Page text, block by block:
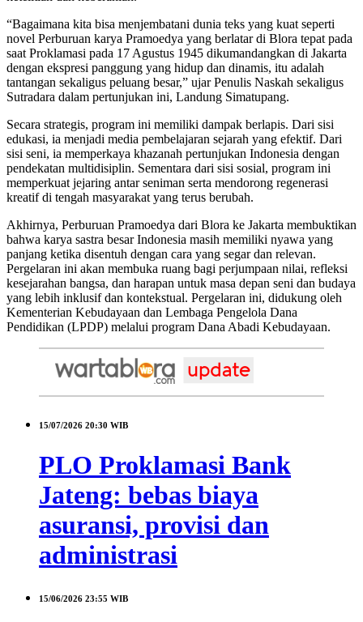
“Bagaimana kita bisa menjembatani dunia teks yang kuat seperti
novel Perburuan karya Pramoedya yang berlatar di Blora tepat pada
saat Proklamasi pada 17 Agustus 1945 dikumandangkan di Jakarta
dengan ekspresi panggung yang hidup dan dinamis, itu adalah
tantangan sekaligus peluang besar,” ujar Penulis Naskah sekaligus
Sutradara dalam pertunjukan ini, Landung Simatupang.
Secara strategis, program ini memiliki dampak berlapis. Dari sisi
edukasi, ia menjadi media pembelajaran sejarah yang efektif. Dari
sisi seni, ia memperkaya khazanah pertunjukan Indonesia dengan
pendekatan multidisiplin. Sementara dari sisi sosial, program ini
memperkuat jejaring antar seniman serta mendorong regenerasi
kreatif di tengah masyarakat yang terus berubah.
Akhirnya, Perburuan Pramoedya dari Blora ke Jakarta membuktikan
bahwa karya sastra besar Indonesia masih memiliki nyawa yang
panjang ketika disentuh dengan cara yang segar dan relevan.
Pergelaran ini akan membuka ruang bagi perjumpaan nilai, refleksi
kesejarahan bangsa, dan harapan untuk masa depan seni dan budaya
yang lebih inklusif dan kontekstual. Pergelaran ini, didukung oleh
Kementerian Kebudayaan dan Lembaga Pengelola Dana
Pendidikan (LPDP) melalui program Dana Abadi Kebudayaan.
15/07/2026 20:30 WIB
PLO Proklamasi Bank
Jateng: bebas biaya
asuransi, provisi dan
administrasi
15/06/2026 23:55 WIB